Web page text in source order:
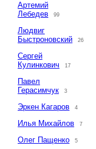
Артемий
Лебедев
99
Людвиг
Быстроновский
26
Сергей
Кулинкович
17
Павел
Герасимчук
3
Эркен Кагаров 4
Илья Михайлов 7
Олег Пащенко 5